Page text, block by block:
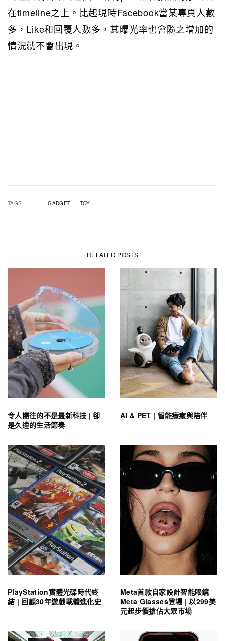
在timeline之上。比起現時Facebook當某專頁人數
多，Like和回覆人數多，其曝光率也會隨之增加的
情況就不會出現。
TAGS GADGET TOY
RELATED POSTS
令人嚮往的不是最新科技 | 卻
是久違的生活節奏
AI & PET | 智能療癒與陪伴
PlayStation實體光碟時代終
結 | 回顧30年遊戲載體進化史
Meta首款自家設計智能眼鏡
Meta Glasses登場 | 以299美
元起步價搶佔大眾市場